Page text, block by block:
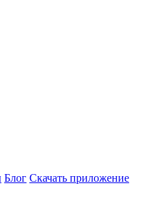
Блог Скачать приложение